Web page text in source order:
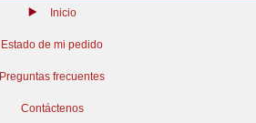
Inicio
Estado de mi pedido
Preguntas frecuentes
Contáctenos